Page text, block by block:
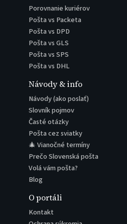
Porovnanie kuriérov
Pošta vs Packeta
Pošta vs DPD
Pošta vs GLS
Pošta vs SPS
Pošta vs DHL
Návody & info
Návody (ako poslať)
Slovník pojmov
Časté otázky
Pošta cez sviatky
🎄 Vianočné termíny
Prečo Slovenská pošta
Volá vám pošta?
Blog
O portáli
Kontakt